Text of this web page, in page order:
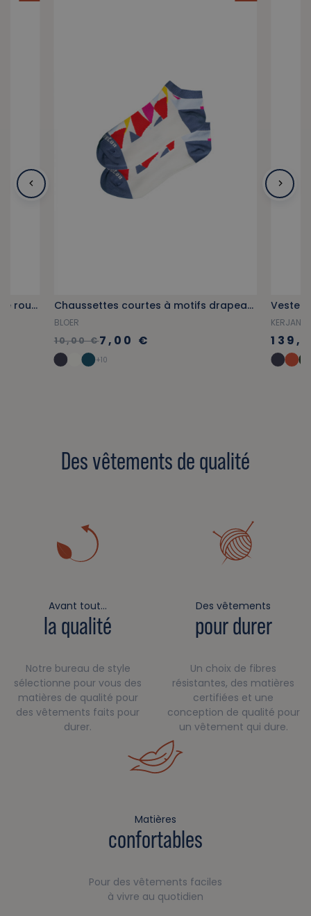
Robe chemise en chambray rayée rouge Chaussettes courtes à motifs drapeaux multicolores
BLOER
10,00 €7,00 €
+10
KERJANO
Des vêtements de qualité
Avant tout…
la qualité
Notre bureau de style
sélectionne pour vous des
matières de qualité pour
des vêtements faits pour
durer.
Des vêtements
pour durer
Un choix de fibres
résistantes, des matières
certifiées et une
conception de qualité pour
un vêtement qui dure.
Matières
confortables
Pour des vêtements faciles
à vivre au quotidien